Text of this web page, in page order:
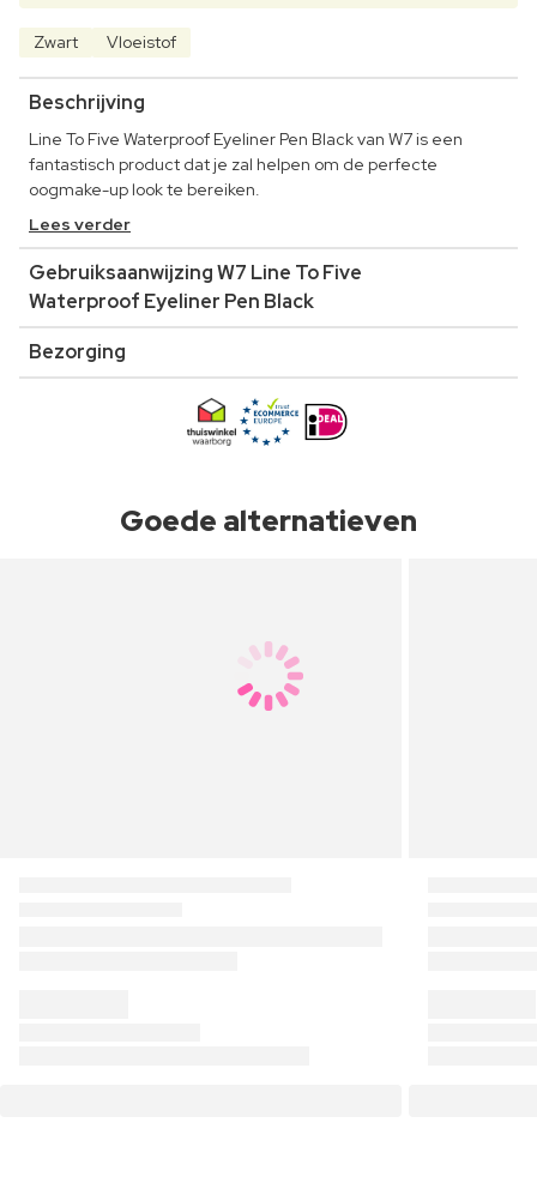
Zwart Vloeistof
Beschrijving
Line To Five Waterproof Eyeliner Pen Black van W7 is een
fantastisch product dat je zal helpen om de perfecte
oogmake-up look te bereiken.
Lees verder
Gebruiksaanwijzing W7 Line To Five
Waterproof Eyeliner Pen Black
Bezorging
Goede alternatieven